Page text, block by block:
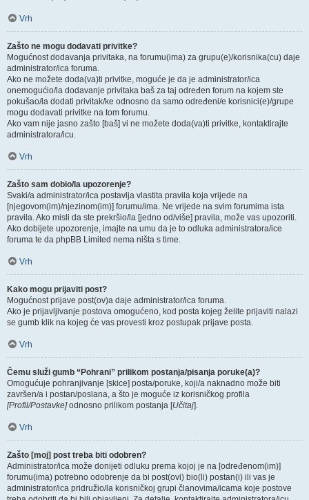
Vrh
Zašto ne mogu dodavati privitke?
Mogućnost dodavanja privitaka, na forumu(ima) za grupu(e)/korisnika(cu) daje
administrator/ica foruma.
Ako ne možete doda(va)ti privitke, moguće je da je administrator/ica
onemogućio/la dodavanje privitaka baš za taj određen forum na kojem ste
pokušao/la dodati privitak/ke odnosno da samo određeni/e korisnici(e)/grupe
mogu dodavati privitke na tom forumu.
Ako vam nije jasno zašto [baš] vi ne možete doda(va)ti privitke, kontaktirajte
administratora/icu.
Vrh
Zašto sam dobio/la upozorenje?
Svaki/a administrator/ica postavlja vlastita pravila koja vrijede na
[njegovom(im)/njezinom(im)] forumu/ima. Ne vrijede na svim forumima ista
pravila. Ako misli da ste prekršio/la [jedno od/više] pravila, može vas upozoriti.
Ako dobijete upozorenje, imajte na umu da je to odluka administratora/ice
foruma te da phpBB Limited nema ništa s time.
Vrh
Kako mogu prijaviti post?
Mogućnost prijave post(ov)a daje administrator/ica foruma.
Ako je prijavljivanje postova omogućeno, kod posta kojeg želite prijaviti nalazi
se gumb klik na kojeg će vas provesti kroz postupak prijave posta.
Vrh
Čemu služi gumb “Pohrani” prilikom postanja/pisanja poruke(a)?
Omogućuje pohranjivanje [skice] posta/poruke, koji/a naknadno može biti
završen/a i postan/poslana, a što je moguće iz korisničkog profila
[Profil/Postavke]odnosno prilikom postanja [Učitaj].
Vrh
Zašto [moj] post treba biti odobren?
Administrator/ica može donijeti odluku prema kojoj je na [određenom(im)]
forumu(ima) potrebno odobrenje da bi post(ovi) bio(li) postan(i) ili vas je
administrator/ica pridružio/la korisničkoj grupi članovima/icama koje postove